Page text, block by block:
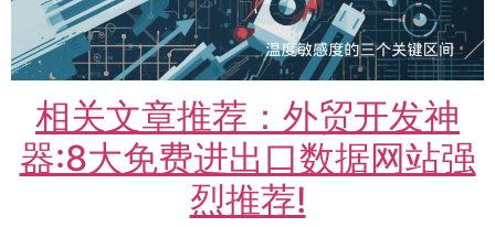
相关文章推荐：外贸开发神
器:8大免费进出口数据网站强
烈推荐!